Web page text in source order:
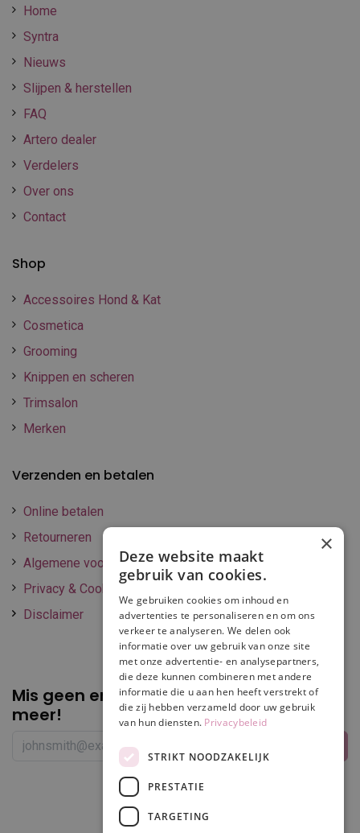
Home
Syntra
Nieuws
Slijpen & herstellen
FAQ
Artero dealer
Verdelers
Over ons
Contact
Shop
Accessoires Hond & Kat
Cosmetica
Grooming
Knippen en scheren
Trimsalon
Merken
Verzenden en betalen
Online betalen
Retourneren
Algemene voorwaarden
Privacy & Cookie policy
Disclaimer
Mis geen enkelepromotie of korting
meer!
×
Deze website maakt
gebruik van cookies.
We gebruiken cookies om inhoud en
advertenties te personaliseren en om ons
verkeer te analyseren. We delen ook
informatie over uw gebruik van onze site
met onze advertentie- en analysepartners,
die deze kunnen combineren met andere
informatie die u aan hen heeft verstrekt of
die zij hebben verzameld door uw gebruik
van hun diensten. Privacybeleid
STRIKT NOODZAKELIJK
PRESTATIE
TARGETING